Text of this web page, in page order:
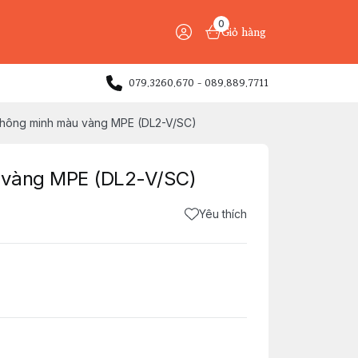
0
Giỏ hàng
079.3260.670 - 089.889.7711
minh màu vàng MPE (DL2-V/SC)
MPE (DL2-V/SC)
Yêu thích